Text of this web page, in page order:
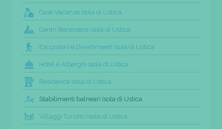
Case Vacanze Isola di Ustica
Centri Benessere Isola di Ustica
Escursioni e Divertimenti Isola di Ustica
Hotel e Alberghi Isola di Ustica
Residence Isola di Ustica
Stabilimenti balneari Isola di Ustica
Villaggi Turistici Isola di Ustica